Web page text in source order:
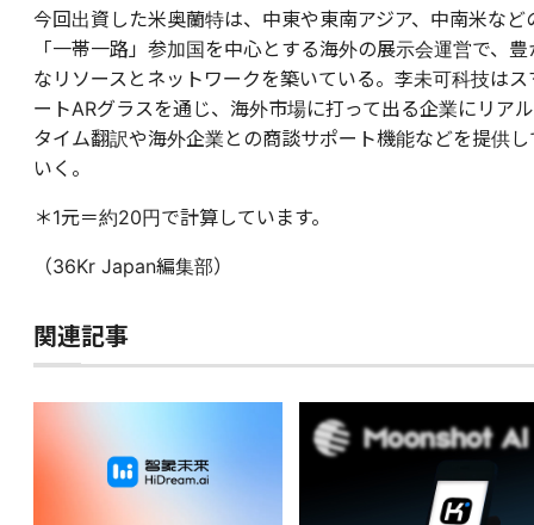
今回出資した米奥蘭特は、中東や東南アジア、中南米など
「一帯一路」参加国を中心とする海外の展示会運営で、豊
なリソースとネットワークを築いている。李未可科技はス
ートARグラスを通じ、海外市場に打って出る企業にリアル
タイム翻訳や海外企業との商談サポート機能などを提供し
いく。
＊1元＝約20円で計算しています。
（36Kr Japan編集部）
関連記事